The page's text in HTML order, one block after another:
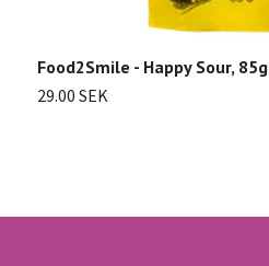
Food2Smile - Happy Sour, 85g
29.00 SEK